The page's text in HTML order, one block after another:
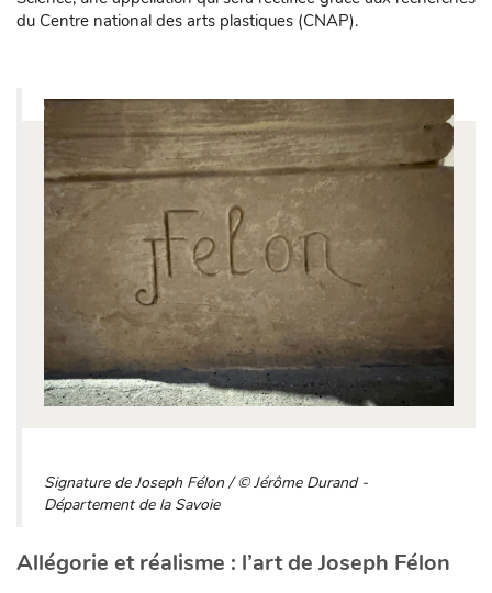
du Centre national des arts plastiques (CNAP).
Signature de Joseph Félon / © Jérôme Durand -
Département de la Savoie
Allégorie et réalisme : l’art de Joseph Félon